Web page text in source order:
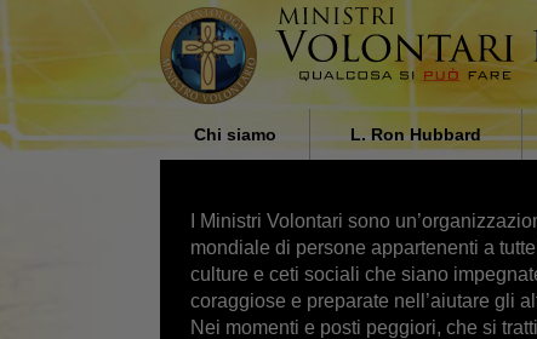
Chi siamo
Perché Aiutiamo
L. Ron Hubbard
I Ministri Volontari sono
mondiale di persone appartenenti a
culture e ceti sociali che siano
coraggiose e preparate nell’aiutare gli
Nei momenti e posti peggiori, che si